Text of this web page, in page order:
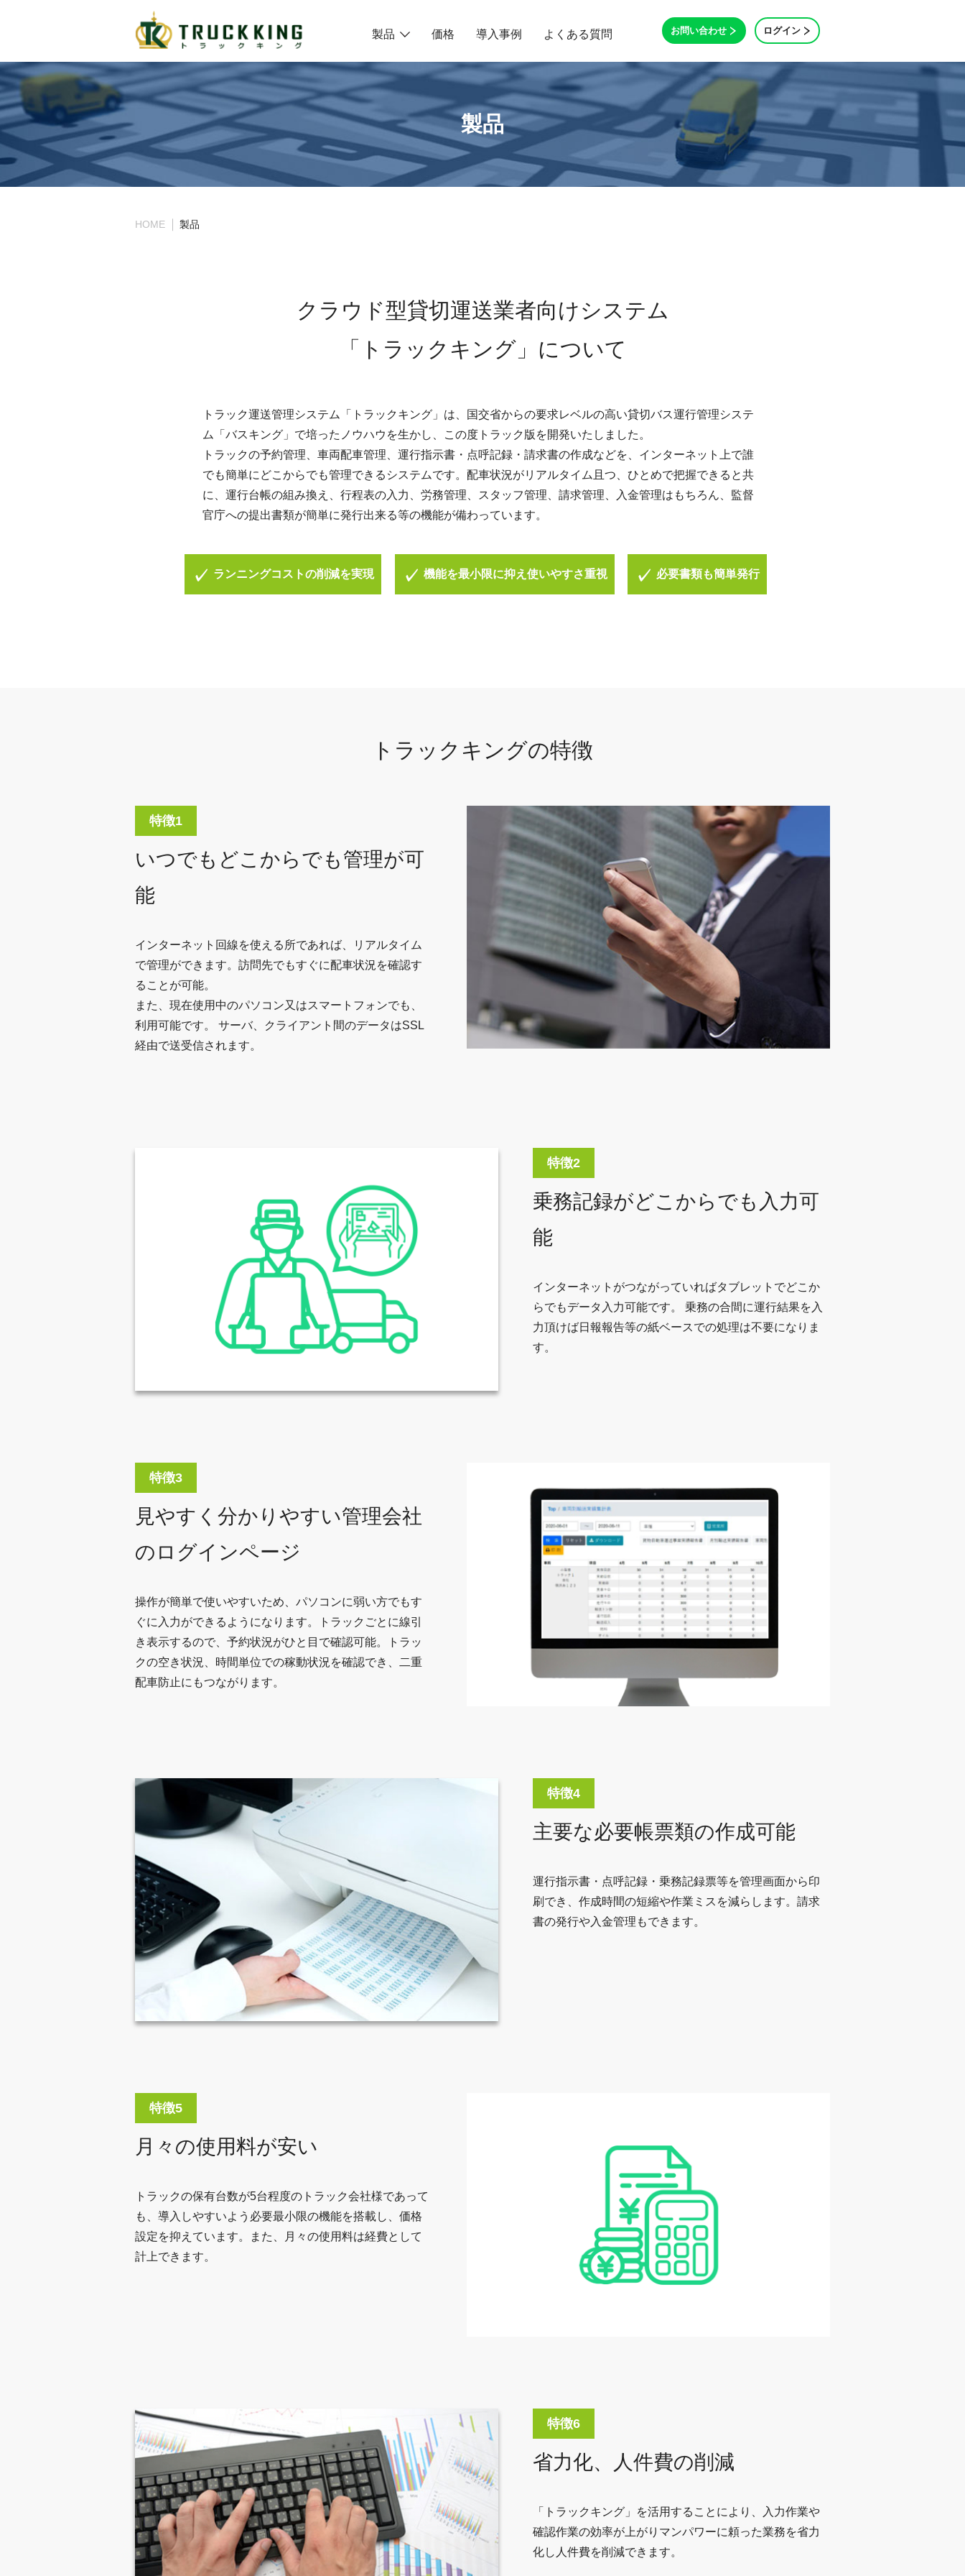
製品 価格 導入事例 よくある質問 お問い合わせ ログイン
製品
HOME 製品
クラウド型貸切運送業者向けシステム
「トラックキング」について
トラック運送管理システム「トラックキング」は、国交省からの要求レベルの高い貸切バス運行管理システ
ム「バスキング」で培ったノウハウを生かし、この度トラック版を開発いたしました。
トラックの予約管理、車両配車管理、運行指示書・点呼記録・請求書の作成などを、インターネット上で誰
でも簡単にどこからでも管理できるシステムです。配車状況がリアルタイム且つ、ひとめで把握できると共
に、運行台帳の組み換え、行程表の入力、労務管理、スタッフ管理、請求管理、入金管理はもちろん、監督
官庁への提出書類が簡単に発行出来る等の機能が備わっています。
ランニングコストの削減を実現 機能を最小限に抑え使いやすさ重視 必要書類も簡単発行
トラックキングの特徴
いつでもどこからでも管理が可
能
インターネット回線を使える所であれば、リアルタイム
で管理ができます。訪問先でもすぐに配車状況を確認す
ることが可能。
また、現在使用中のパソコン又はスマートフォンでも、
利用可能です。 サーバ、クライアント間のデータはSSL
経由で送受信されます。
乗務記録がどこからでも入力可
能
インターネットがつながっていればタブレットでどこか
らでもデータ入力可能です。 乗務の合間に運行結果を入
力頂けば日報報告等の紙ベースでの処理は不要になりま
す。
見やすく分かりやすい管理会社
のログインページ
操作が簡単で使いやすいため、パソコンに弱い方でもす
ぐに入力ができるようになります。トラックごとに線引
き表示するので、予約状況がひと目で確認可能。トラッ
クの空き状況、時間単位での稼動状況を確認でき、二重
配車防止にもつながります。
主要な必要帳票類の作成可能
運行指示書・点呼記録・乗務記録票等を管理画面から印
刷でき、作成時間の短縮や作業ミスを減らします。請求
書の発行や入金管理もできます。
月々の使用料が安い
トラックの保有台数が5台程度のトラック会社様であって
も、導入しやすいよう必要最小限の機能を搭載し、価格
設定を抑えています。また、月々の使用料は経費として
計上できます。
省力化、人件費の削減
「トラックキング」を活用することにより、入力作業や
確認作業の効率が上がりマンパワーに頼った業務を省力
化し人件費を削減できます。